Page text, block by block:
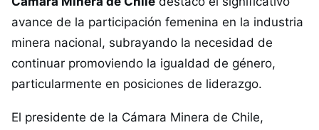
avance de la participación femenina en la industria
minera nacional, subrayando la necesidad de
continuar promoviendo la igualdad de género,
particularmente en posiciones de liderazgo.
El presidente de la Cámara Minera de Chile,